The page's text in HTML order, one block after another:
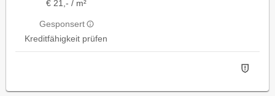
€ 21,- / m²
Gesponsert
Kreditfähigkeit prüfen